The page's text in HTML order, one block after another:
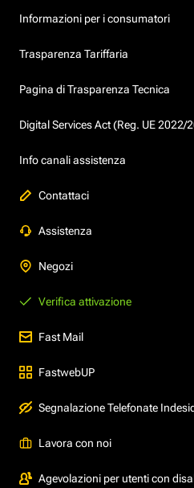
Informazioni per i consumatori
Trasparenza Tariffaria
Pagina di Trasparenza Tecnica
Digital Services Act (Reg. UE 2022/
Info canali assistenza
Contattaci
Assistenza
Negozi
Verifica attivazione
Fast Mail
FastwebUP
Segnalazione Telefonate
Lavora con noi
Agevolazioni per utenti con